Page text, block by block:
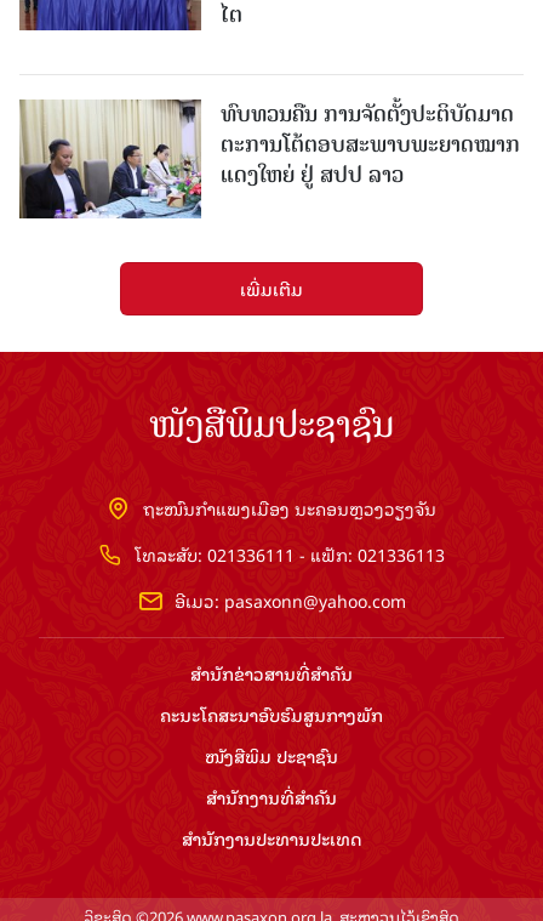
ໄຕ
ທົບທວນຄືນ ການຈັດຕັ້ງປະຕິບັດມາດ
ຕະການໂຕ້ຕອບສະພາບພະຍາດໝາກ
ແດງໃຫຍ່ ຢູ່ ສປປ ລາວ
ເພີ່ມເຕີມ
ໜັງສືພິມປະຊາຊົນ
ຖະໜົນກຳແພງເມືອງ ນະຄອນຫຼວງວຽງຈັນ
ໂທລະສັບ: 021336111 - ແຟັກ: 021336113
ອີເມວ: pasaxonn@yahoo.com
ສຳ​ນັກ​ຂ່າວ​ສານ​ທີ່​ສຳ​ຄັນ​
ຄະນະໂຄສະນາອົບຮົມ​ສູນ​ກາງ​ພັກ
ໜັງສືພິມ ປະ​ຊາ​ຊົນ
ສຳ​ນັກ​ງານ​ທີ່​ສຳ​ຄັນ
ສຳ​ນັກ​ງານ​ປະ​ທານ​ປະ​ເທດ